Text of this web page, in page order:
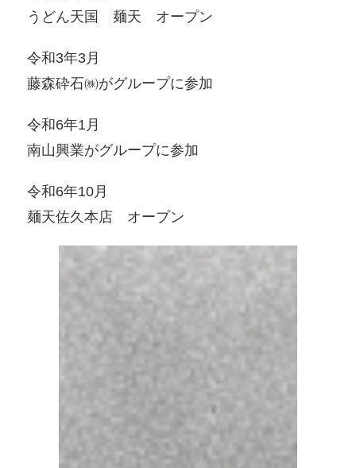
うどん天国 麺天 オープン
令和3年3月
藤森砕石㈱がグループに参加
令和6年1月
南山興業がグループに参加
令和6年10月
麺天佐久本店 オープン